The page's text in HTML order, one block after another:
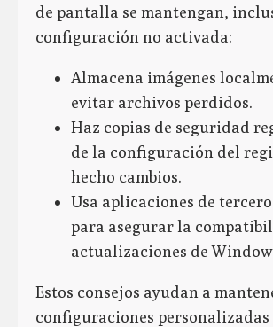
de pantalla se mantengan,
configuración no activada:
Almacena imágenes
evitar archivos perdidos.
Haz copias de seguridad
de la configuración del
hecho cambios.
Usa aplicaciones de
para asegurar la
actualizaciones de
Estos consejos ayudan a
configuraciones personalizadas